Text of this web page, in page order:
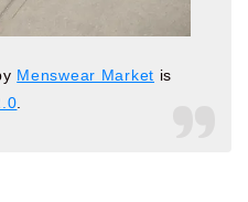
Menswear Market is
.